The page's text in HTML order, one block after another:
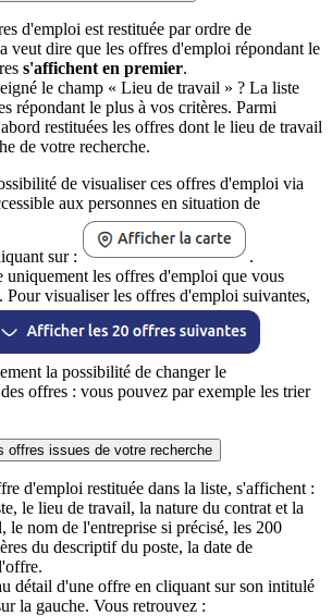
d'emploi est restituée par ordre de
veut dire que les offres d'emploi répondant le
s'affichent en premier.
le champ « Lieu de travail » ? La liste
répondant le plus à vos critères. Parmi
restituées les offres dont le lieu de travail
de votre recherche.
de visualiser ces offres d'emploi via
aux personnes en situation de
sur :
.
uniquement les offres d'emploi que vous
Pour visualiser les offres d'emploi suivantes,
la possibilité de changer le
offres : vous pouvez par exemple les trier
offres issues de votre recherche
d'emploi restituée dans la liste, s'affichent :
le lieu de travail, la nature du contrat et la
le nom de l'entreprise si précisé, les 200
du descriptif du poste, la date de
détail d'une offre en cliquant sur son intitulé
la gauche. Vous retrouvez :